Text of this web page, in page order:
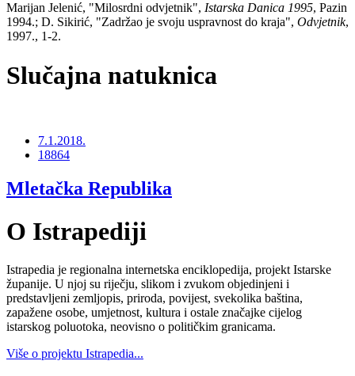
Marijan Jelenić, "Milosrdni odvjetnik", Istarska Danica 1995, Pazin
1994.; D. Sikirić, "Zadržao je svoju uspravnost do kraja", Odvjetnik,
1997., 1-2.
Slučajna natuknica
7.1.2018.
18864
Mletačka Republika
O Istrapediji
Istrapedia je regionalna internetska enciklopedija, projekt Istarske
županije. U njoj su riječju, slikom i zvukom objedinjeni i
predstavljeni zemljopis, priroda, povijest, svekolika baština,
zapažene osobe, umjetnost, kultura i ostale značajke cijelog
istarskog poluotoka, neovisno o političkim granicama.
Više o projektu Istrapedia...